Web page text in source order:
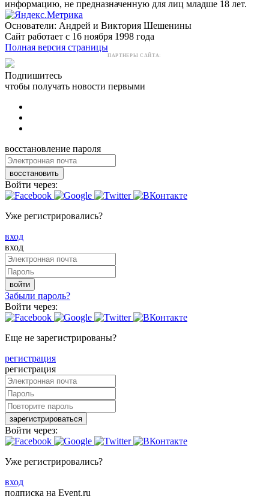
информацию, не предназначенную для лиц младше 18 лет.
Основатели: Андрей и Виктория Шешенины
Сайт работает с 16 ноября 1998 года
Полная версия страницы
ПАРТНЕРЫ САЙТА:
Подпишитесь
чтобы получать новости первыми
восстановление пароля
восстановить
Войти через:
Уже регистрировались?
вход
вход
войти
Забыли пароль?
Войти через:
Еще не зарегистрированы?
регистрация
регистрация
зарегистрироваться
Войти через:
Уже регистрировались?
вход
подписка на Event.ru